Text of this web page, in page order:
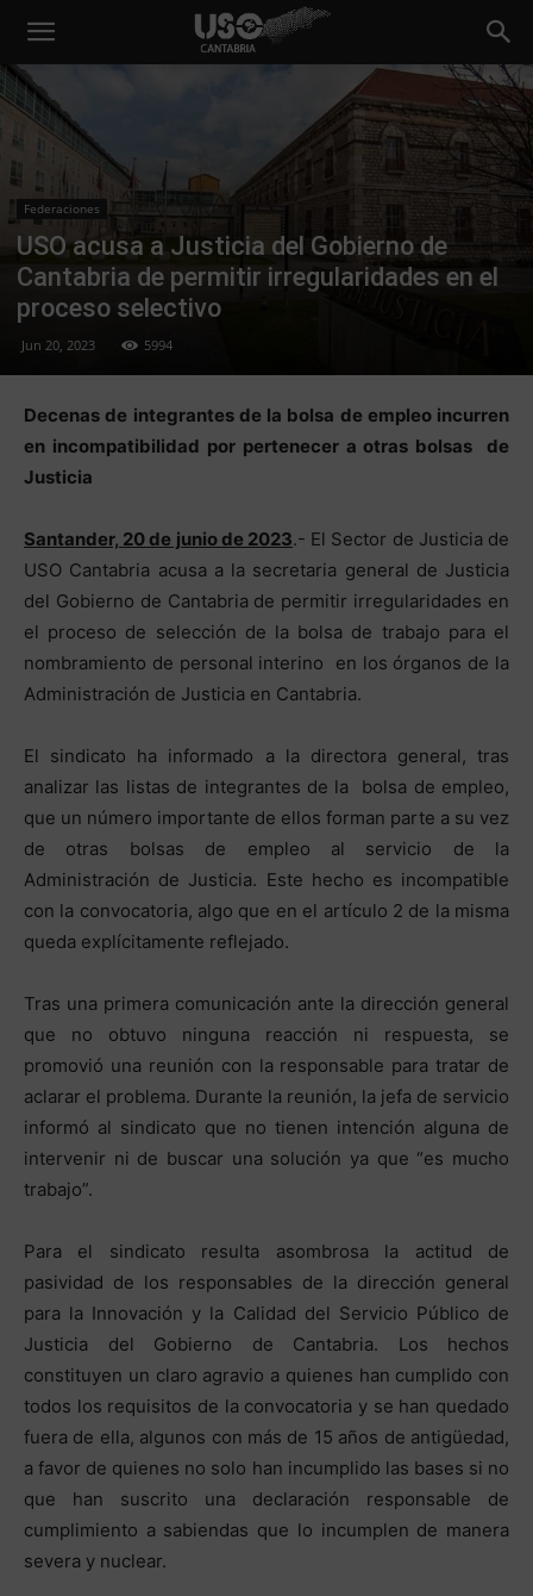
Federaciones
USO acusa a Justicia del Gobierno de
Cantabria de permitir irregularidades en el
proceso selectivo
Jun 20, 2023 5994
Decenas de integrantes de la bolsa de empleo incurren
en incompatibilidad por pertenecer a otras bolsas de
Justicia
Santander, 20 de junio de 2023.- El Sector de Justicia de
USO Cantabria acusa a la secretaria general de Justicia
del Gobierno de Cantabria de permitir irregularidades en
el proceso de selección de la bolsa de trabajo para el
nombramiento de personal interino en los órganos de la
Administración de Justicia en Cantabria.
El sindicato ha informado a la directora general, tras
analizar las listas de integrantes de la bolsa de empleo,
que un número importante de ellos forman parte a su vez
de otras bolsas de empleo al servicio de la
Administración de Justicia. Este hecho es incompatible
con la convocatoria, algo que en el artículo 2 de la misma
queda explícitamente reflejado.
Tras una primera comunicación ante la dirección general
que no obtuvo ninguna reacción ni respuesta, se
promovió una reunión con la responsable para tratar de
aclarar el problema. Durante la reunión, la jefa de servicio
informó al sindicato que no tienen intención alguna de
intervenir ni de buscar una solución ya que “es mucho
trabajo”.
Para el sindicato resulta asombrosa la actitud de
pasividad de los responsables de la dirección general
para la Innovación y la Calidad del Servicio Público de
Justicia del Gobierno de Cantabria. Los hechos
constituyen un claro agravio a quienes han cumplido con
todos los requisitos de la convocatoria y se han quedado
fuera de ella, algunos con más de 15 años de antigüedad,
a favor de quienes no solo han incumplido las bases si no
que han suscrito una declaración responsable de
cumplimiento a sabiendas que lo incumplen de manera
severa y nuclear.